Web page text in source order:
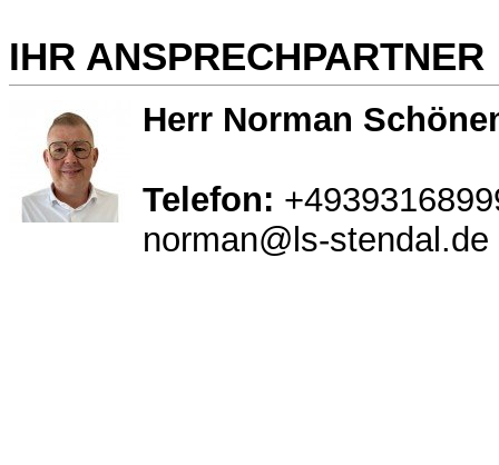
IHR ANSPRECHPARTNER
Herr Norman
Telefon:
norman@ls-stendal.de